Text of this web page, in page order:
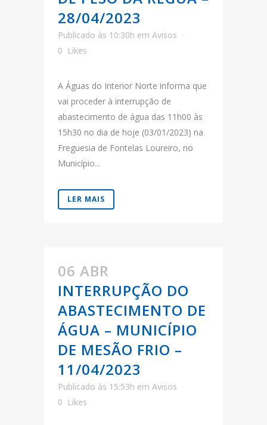
28/04/2023
Publicado às 10:30h em Avisos
0 Likes
A Águas do Interior Norte informa que
vai proceder à interrupção de
abastecimento de água das 11h00 às
15h30 no dia de hoje (03/01/2023) na
Freguesia de Fontelas Loureiro, no
Município...
LER MAIS
06 ABR
INTERRUPÇÃO DO
ABASTECIMENTO DE
ÁGUA – MUNICÍPIO
DE MESÃO FRIO –
11/04/2023
Publicado às 15:53h em Avisos
0 Likes